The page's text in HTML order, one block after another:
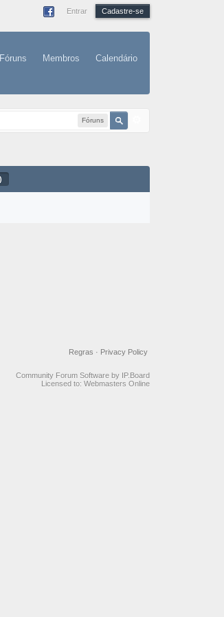
Entrar Cadastre-se
Fóruns Membros Calendário
Fóruns
Privacy Policy
Regras ·
Community Forum Software by IP.Board
Licensed to: Webmasters Online